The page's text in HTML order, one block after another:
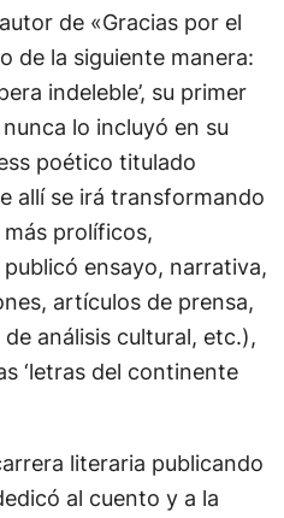
de «Gracias por el
de la siguiente manera:
indeleble’, su primer
lo incluyó en su
poético titulado
allí se irá transformando
prolíficos,
ensayo, narrativa,
artículos de prensa,
análisis cultural, etc.),
‘letras del continente
literaria publicando
al cuento y a la